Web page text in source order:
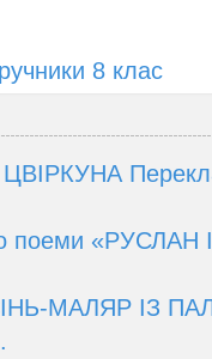
8 клас
поеми
МАЛЯР ІЗ